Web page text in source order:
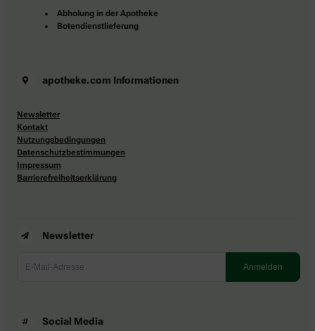
Abholung in der Apotheke
Botendienstlieferung
apotheke.com Informationen
Newsletter
Kontakt
Nutzungsbedingungen
Datenschutzbestimmungen
Impressum
Barrierefreiheitserklärung
Newsletter
Social Media